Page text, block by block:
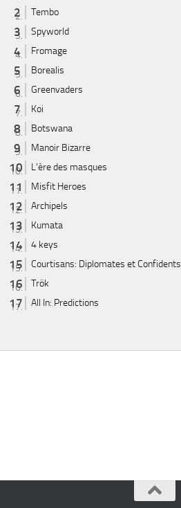
Tembo
Spyworld
Fromage
Borealis
Greenvaders
Koi
Botswana
Manoir Bizarre
L'ère des masques
Misfit Heroes
Archipels
Kumata
4 keys
Courtisans: Diplomates et Confidents
Trök
All In: Predictions